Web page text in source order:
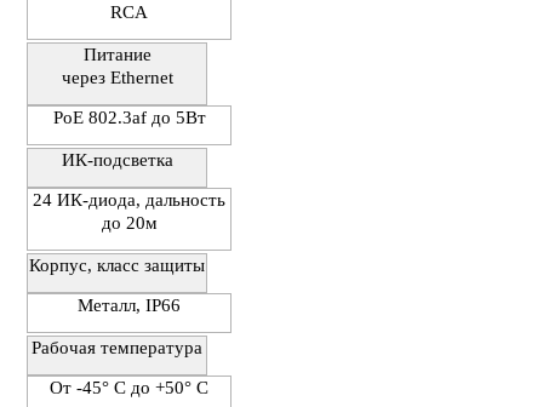
RCA
Питание
через Ethernet
PoE 802.3af до 5Вт
ИК-подсветка
24 ИК-диода, дальность
до 20м
Корпус, класс защиты
Металл, IP66
Рабочая температура
От -45° С до +50° С